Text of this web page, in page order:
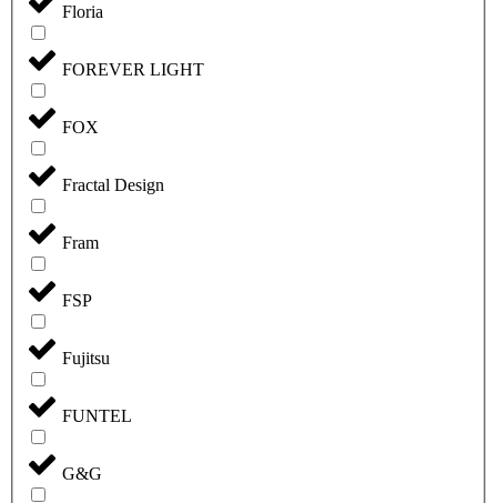
Floria
FOREVER LIGHT
FOX
Fractal Design
Fram
FSP
Fujitsu
FUNTEL
G&G